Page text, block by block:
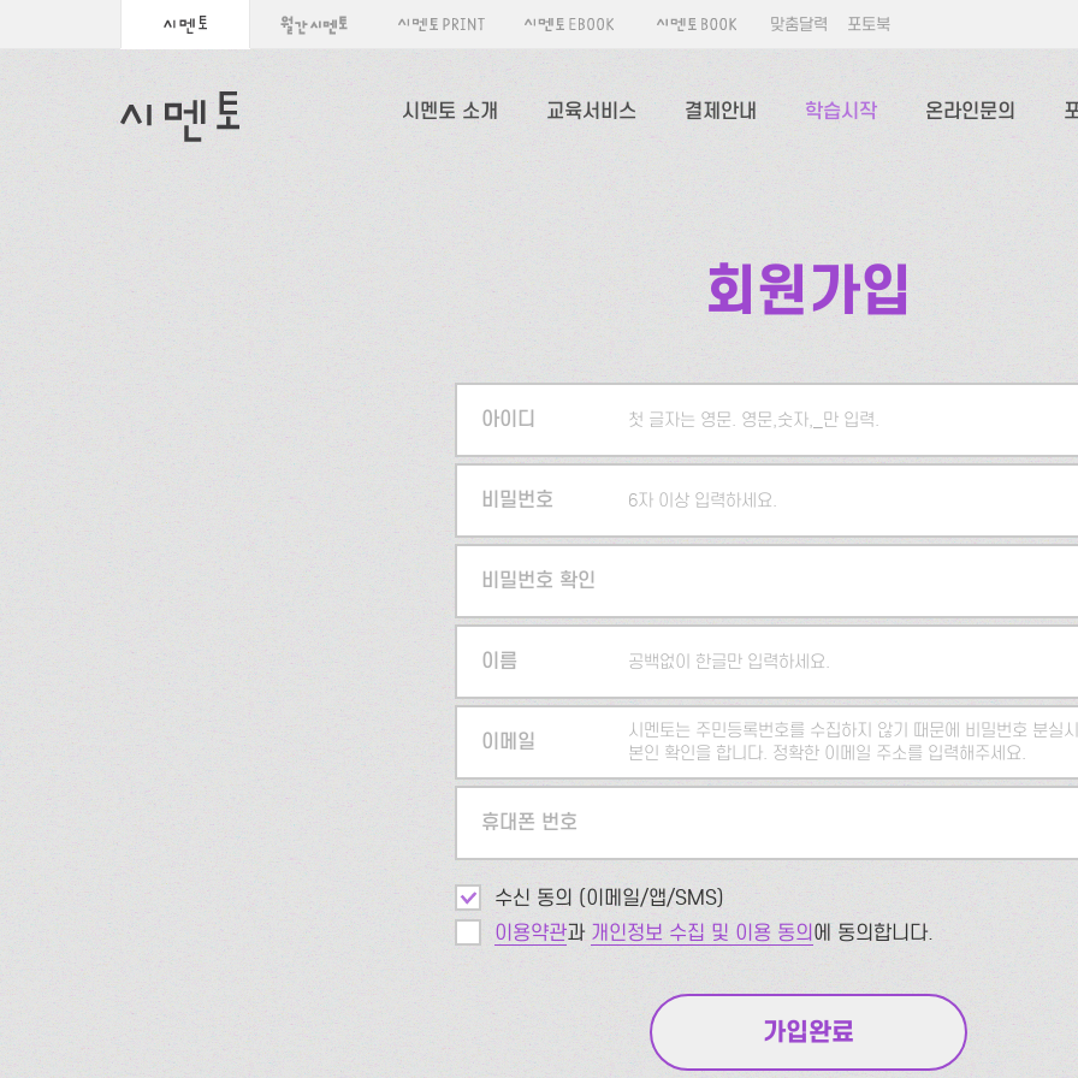
맞춤달력 포토북
시멘토 소개 교육서비스 결제안내 학습시작 온라인문의
회원가입
아이디 첫 글자는 영문. 영문,숫자,_만 입력.
5자 이상 입력하세요.
비밀번호 6자 이상 입력하세요.
비밀번호 확인
이름 공백없이 한글만 입력하세요.
이메일
시멘토는 주민등록번호를 수집하지 않기 때문에 비밀번호 분실
본인 확인을 합니다. 정확한 이메일 주소를 입력해주세요.
휴대폰 번호
수신 동의 (이메일/앱/SMS)
이용약관과 개인정보 수집 및 이용 동의에 동의합니다.